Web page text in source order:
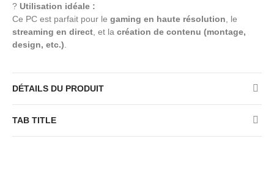
? Utilisation idéale :
Ce PC est parfait pour le gaming en haute résolution , le
streaming en direct , et la création de contenu (montage,
design, etc.)
DÉTAILS DU PRODUIT
TAB TITLE